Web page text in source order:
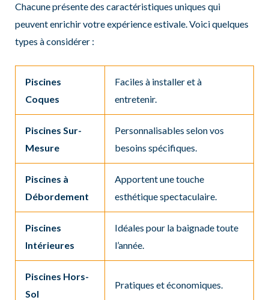
Chacune présente des caractéristiques uniques qui
peuvent enrichir votre expérience estivale. Voici quelques
types à considérer :
Piscines
Coques
Faciles à installer et à
entretenir.
Piscines Sur-
Mesure
Personnalisables selon vos
besoins spécifiques.
Piscines à
Débordement
Apportent une touche
esthétique spectaculaire.
Piscines
Intérieures
Idéales pour la baignade toute
l’année.
Piscines Hors-
Sol
Pratiques et économiques.